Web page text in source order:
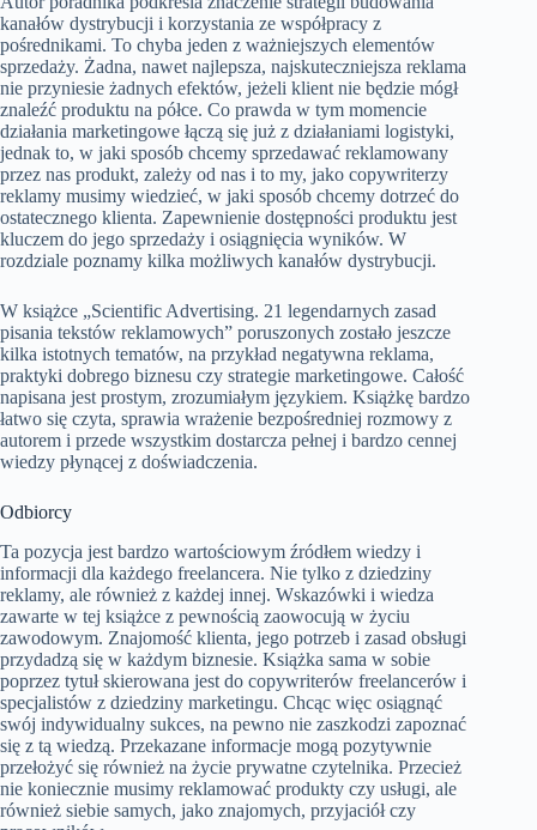
kanałów dystrybucji i korzystania ze współpracy z
pośrednikami. To chyba jeden z ważniejszych elementów
sprzedaży. Żadna, nawet najlepsza, najskuteczniejsza reklama
nie przyniesie żadnych efektów, jeżeli klient nie będzie mógł
znaleźć produktu na półce. Co prawda w tym momencie
działania marketingowe łączą się już z działaniami logistyki,
jednak to, w jaki sposób chcemy sprzedawać reklamowany
przez nas produkt, zależy od nas i to my, jako copywriterzy
reklamy musimy wiedzieć, w jaki sposób chcemy dotrzeć do
ostatecznego klienta. Zapewnienie dostępności produktu jest
kluczem do jego sprzedaży i osiągnięcia wyników. W
rozdziale poznamy kilka możliwych kanałów dystrybucji.
W książce „Scientific Advertising. 21 legendarnych zasad
pisania tekstów reklamowych” poruszonych zostało jeszcze
kilka istotnych tematów, na przykład negatywna reklama,
praktyki dobrego biznesu czy strategie marketingowe. Całość
napisana jest prostym, zrozumiałym językiem. Książkę bardzo
łatwo się czyta, sprawia wrażenie bezpośredniej rozmowy z
autorem i przede wszystkim dostarcza pełnej i bardzo cennej
wiedzy płynącej z doświadczenia.
Odbiorcy
Ta pozycja jest bardzo wartościowym źródłem wiedzy i
informacji dla każdego freelancera. Nie tylko z dziedziny
reklamy, ale również z każdej innej. Wskazówki i wiedza
zawarte w tej książce z pewnością zaowocują w życiu
zawodowym. Znajomość klienta, jego potrzeb i zasad obsługi
przydadzą się w każdym biznesie. Książka sama w sobie
poprzez tytuł skierowana jest do copywriterów freelancerów i
specjalistów z dziedziny marketingu. Chcąc więc osiągnąć
swój indywidualny sukces, na pewno nie zaszkodzi zapoznać
się z tą wiedzą. Przekazane informacje mogą pozytywnie
przełożyć się również na życie prywatne czytelnika. Przecież
nie koniecznie musimy reklamować produkty czy usługi, ale
również siebie samych, jako znajomych, przyjaciół czy